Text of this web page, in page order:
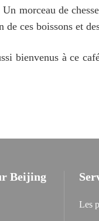
morceau de
ces boissons et
bienvenus à ce
Beijing
Les